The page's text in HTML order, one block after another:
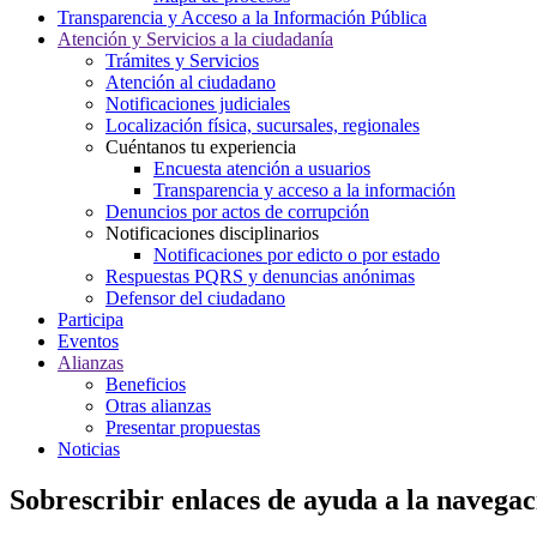
Transparencia y Acceso a la Información Pública
Atención y Servicios a la ciudadanía
Trámites y Servicios
Atención al ciudadano
Notificaciones judiciales
Localización física, sucursales, regionales
Cuéntanos tu experiencia
Encuesta atención a usuarios
Transparencia y acceso a la información
Denuncios por actos de corrupción
Notificaciones disciplinarios
Notificaciones por edicto o por estado
Respuestas PQRS y denuncias anónimas
Defensor del ciudadano
Participa
Eventos
Alianzas
Beneficios
Otras alianzas
Presentar propuestas
Noticias
Sobrescribir enlaces de ayuda a la